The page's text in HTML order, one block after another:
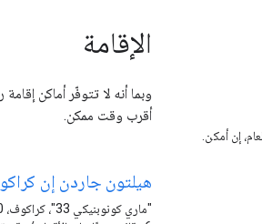
الإقامة
وبما أنه لا تتوفّر أماكن
أقرب وقت ممكن.
هيلتون جاردن إن
"ماري كونوبنيكي 33"، كراكوف، 30-302